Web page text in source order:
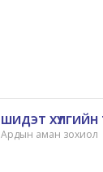
ШИДЭТ ХҮЛГИЙН
Ардын аман зохиол